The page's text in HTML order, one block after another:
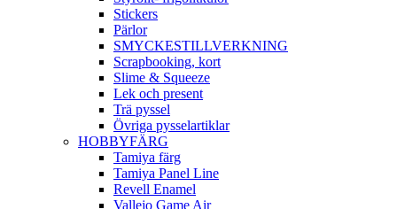
Stickers
Pärlor
SMYCKESTILLVERKNING
Scrapbooking, kort
Slime & Squeeze
Lek och present
Trä pyssel
Övriga pysselartiklar
HOBBYFÄRG
Tamiya färg
Tamiya Panel Line
Revell Enamel
Vallejo Game Air